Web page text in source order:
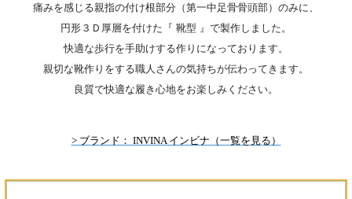
痛みを感じる親指の付け根部分（第一中足骨骨頭部）のみに、
円形３Ｄ厚層を付けた『 靴型 』で製作しました。
快適な歩行を手助けする作りになっております。
親切な靴作りをする職人さんの気持ちが伝わってきます。
良質で快適な履き心地をお楽しみください。
> ブランド： INVINA インビナ（一覧を見る）